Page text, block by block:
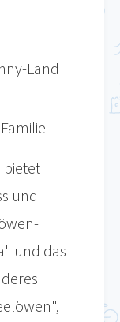
bietet
und
und das